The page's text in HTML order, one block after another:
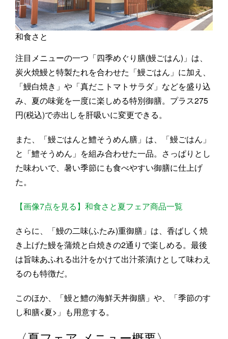
和食さと
注目メニューの一つ「四季めぐり膳(鰻ごはん)」は、
炭火焼鰻と特製たれを合わせた「鰻ごはん」に加え、
「鰻白焼き」や「真だこトマトサラダ」などを盛り込
み、夏の味覚を一度に楽しめる特別御膳。プラス275
円(税込)で赤出しを肝吸いに変更できる。
また、「鰻ごはんと鱧そうめん膳」は、「鰻ごはん」
と「鱧そうめん」を組み合わせた一品。さっぱりとし
た味わいで、暑い季節にも食べやすい御膳に仕上げ
た。
【画像7点を見る】和食さと夏フェア商品一覧
さらに、「鰻の二味(ふたみ)重御膳」は、香ばしく焼
き上げた鰻を蒲焼と白焼きの2通りで楽しめる。最後
は旨味あふれる出汁をかけて出汁茶漬けとして味わえ
るのも特徴だ。
このほか、「鰻と鱧の海鮮天丼御膳」や、「季節のす
し和膳<夏>」も用意する。